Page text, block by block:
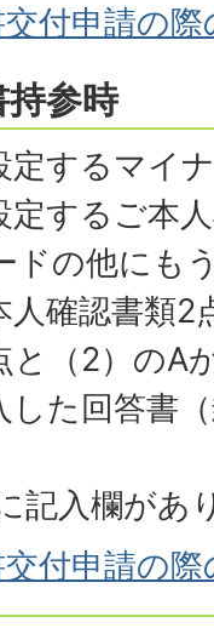
付申請の
参時
定するマイ
定するご本
ドの他にも
人確認書類2
と（2）のA
した回答書
記入欄があ
付申請の